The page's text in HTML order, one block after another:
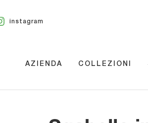
instagram
AZIENDA COLLEZIONI